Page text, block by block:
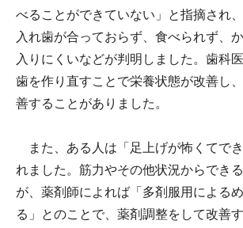
べることができていない」と指摘され
入れ歯が合っておらず、食べられず、
入りにくいなどが判明しました。歯科
歯を作り直すことで栄養状態が改善し
善することがありました。
また、ある人は「足上げが怖くてで
れました。筋力やその他状況からでき
が、薬剤師によれば「多剤服用による
る」とのことで、薬剤調整をして改善